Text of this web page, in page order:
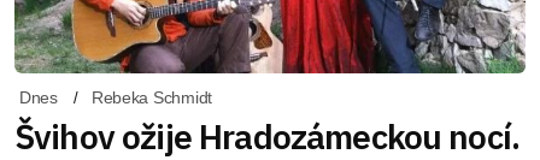
Dnes Rebeka Schmidt
Švihov ožije Hradozámeckou nocí.